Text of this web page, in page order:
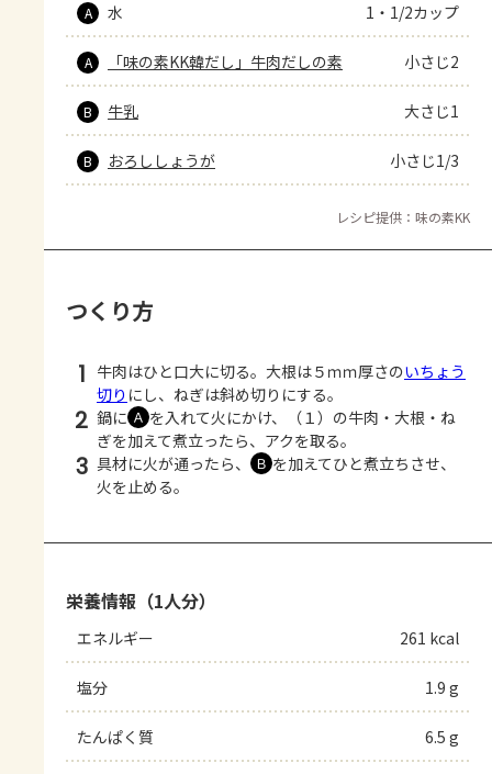
A 水 1・1/2カップ
A 「味の素KK韓だし」牛肉だしの素 小さじ2
B 牛乳 大さじ1
B おろししょうが 小さじ1/3
レシピ提供：味の素KK
つくり方
1 牛肉はひと口大に切る。大根は５ｍｍ厚さのいちょう
切り にし、ねぎは斜め切りにする。
2 鍋に Ａ を入れて火にかけ、（１）の牛肉・大根・ね
ぎを加えて煮立ったら、アクを取る。
3 具材に火が通ったら、 Ｂ を加えてひと煮立ちさせ、
火を止める。
栄養情報（1人分）
エネルギー 261 kcal
塩分 1.9 g
たんぱく質 6.5 g